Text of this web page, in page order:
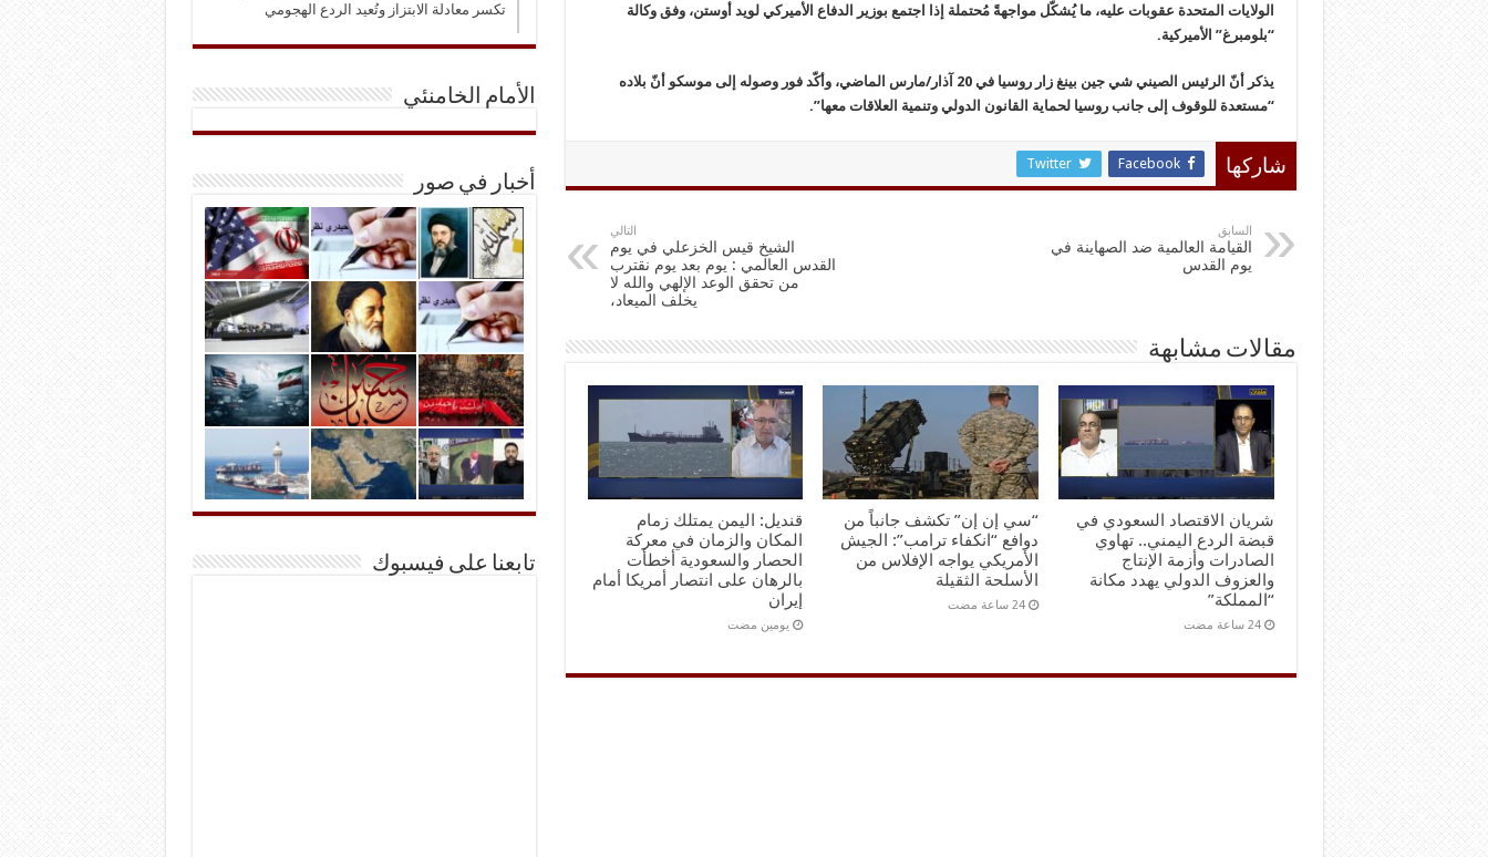
الولايات المتحدة عقوبات عليه، ما يُشكّل مواجهةً مُحتملة إذا اجتمع بوزير الدفاع الأميركي لويد أوستن، وفق وكالة
“بلومبرغ” الأميركية.
يذكر أنّ الرئيس الصيني شي جين بينغ زار روسيا في 20 آذار/مارس الماضي، وأكّد فور وصوله إلى موسكو أنّ بلاده
“مستعدة للوقوف إلى جانب روسيا لحماية القانون الدولي وتنمية العلاقات معها”.
شاركها Facebook
Twitter
السابق
القيامة العالمية ضد الصهاينة في
يوم القدس
التالي
الشيخ قيس الخزعلي في يوم
القدس العالمي : يوم بعد يوم نقترب
من تحقق الوعد الإلهي والله لا
يخلف الميعاد،
مقالات مشابهة
شريان الاقتصاد السعودي في
قبضة الردع اليمني.. تهاوي
الصادرات وأزمة الإنتاج
والعزوف الدولي يهدد مكانة
“المملكة”
‏24 ساعة مضت
“سي إن إن” تكشف جانباً من
دوافع “انكفاء ترامب”: الجيش
الأمريكي يواجه الإفلاس من
الأسلحة الثقيلة
‏24 ساعة مضت
قنديل: اليمن يمتلك زمام
المكان والزمان في معركة
الحصار والسعودية أخطأت
بالرهان على انتصار أمريكا أمام
إيران
‏يومين مضت
تكسر معادلة الابتزاز وتُعيد الردع الهجومي
الأمام الخامنئي
أخبار في صور
تابعنا على فيسبوك